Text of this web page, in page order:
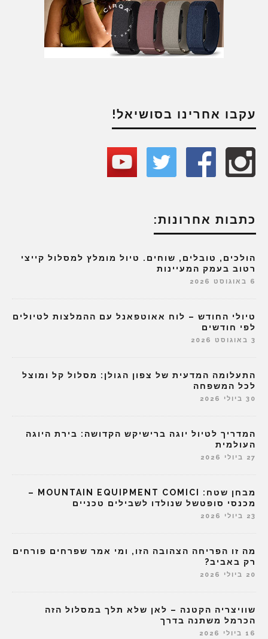
עקבו אחרינו בסושיאל!
כתבות אחרונות:
הולכים, טובלים, שוחים. טיול מומלץ למסלול קייצי
רטוב בעמק המעיינות
6 באוגוסט 2026
טיולי החודש – לוח אאוטפאנל עם ההמלצות לטיולים
לפי חודשים
3 באוגוסט 2026
התעלומה המדעית של צפון הגולן: מסלול קל ומוצל
לכל המשפחה
30 ביולי 2026
המדריך לטיול יוגה ברישיקש הקדושה: בירת היוגה
העולמית
27 ביולי 2026
מבחן שטח: MOUNTAIN EQUIPMENT COMICI –
מכנסי סופטשל שנולדו לשבילים טכניים
23 ביולי 2026
מה זו הפריחה הצהובה הזו, ומי אמר שפרחים פורחים
רק באביב?
20 ביולי 2026
שוויצריה הקטנה – לאן שלא תלך במסלול הזה
הכרמל משתנה בדרך
16 ביולי 2026